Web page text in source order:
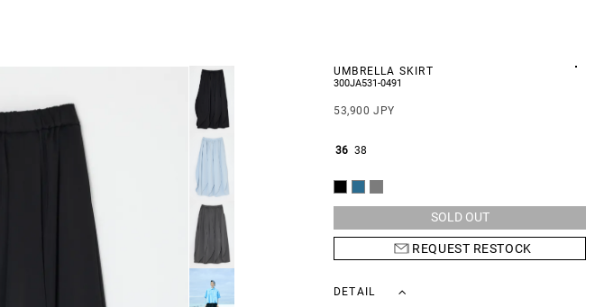
UMBRELLA SKIRT
300JA531-0491
53,900 JPY
36 38
SOLD OUT
REQUEST RESTOCK
DETAIL